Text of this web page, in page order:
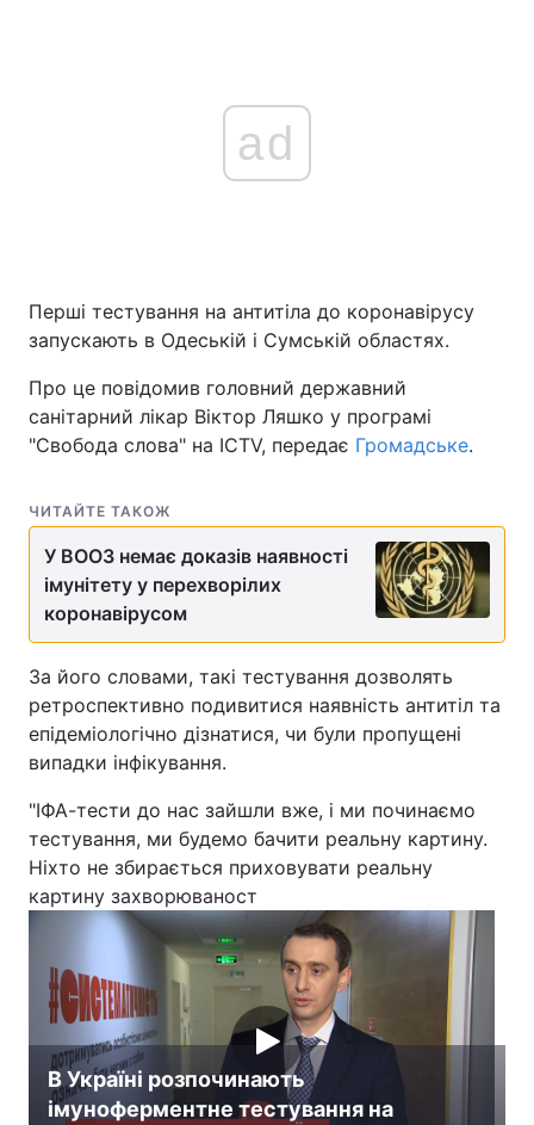
ad
Перші тестування на антитіла до коронавірусу
запускають в Одеській і Сумській областях.
Про це повідомив головний державний
санітарний лікар Віктор Ляшко у програмі
"Свобода слова" на ICTV, передає Громадське.
ЧИТАЙТЕ ТАКОЖ
У ВООЗ немає доказів наявності
імунітету у перехворілих
коронавірусом
За його словами, такі тестування дозволять
ретроспективно подивитися наявність антитіл та
епідеміологічно дізнатися, чи були пропущені
випадки інфікування.
"ІФА-тести до нас зайшли вже, і ми починаємо
тестування, ми будемо бачити реальну картину.
Ніхто не збирається приховувати реальну
картину захворюваност
В Україні розпочинають
імуноферментне тестування на